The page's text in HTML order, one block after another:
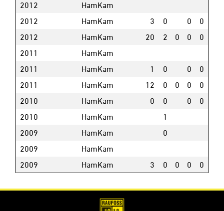
2012
HamKam
2012
HamKam 3 0 0
0
2012
HamKam 20 2 0 0
0
2011
HamKam
2011
HamKam 1 0 0
0
2011
HamKam 12 0 0 0
0
2010
HamKam 0 0 0
0
2010
HamKam
1
2009
HamKam
0
2009
HamKam
2009
HamKam 3 0 0 0 0